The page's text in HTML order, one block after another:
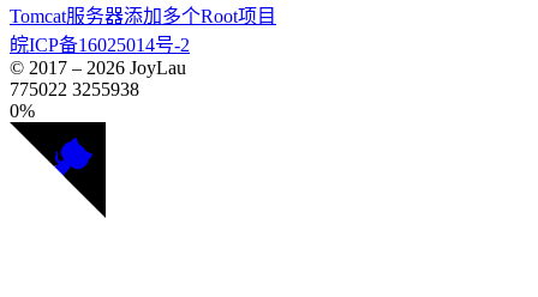
Tomcat服务器添加多个Root项目
皖ICP备16025014号-2
© 2017 – 2026 JoyLau
775022 3255938
0%